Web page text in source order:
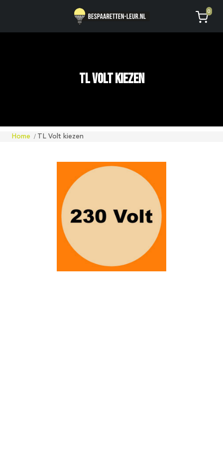
Geen code ontvangen of kwijt?
AVG
TL Volt kiezen
Home TL Volt kiezen
0